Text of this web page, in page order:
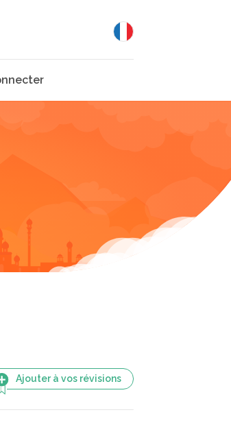
Ajouter à vos révisions